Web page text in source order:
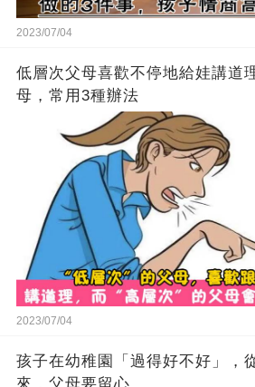
2023/07/04
低層次父母喜歡不停地給娃講道
母，常用3種辦法
2023/07/04
孩子在幼稚園「過得好不好」，